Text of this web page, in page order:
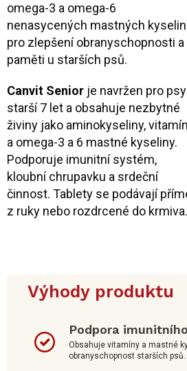
omega-3 a omega-6
nenasycených mastných kyselin
pro zlepšení obranyschopnosti a
paměti u starších psů.
Canvit Senior je navržen pro psy
starší 7 let a obsahuje nezbytné
živiny jako aminokyseliny,
a omega-3 a 6 mastné kyseliny.
Podporuje imunitní systém,
kloubní chrupavku a srdeční
činnost. Tablety se podávají
z ruky nebo rozdrcené do krmiva.
Výhody produktu
Podpora
Obsahuje vitamíny a mastné
obranyschopnost starších psů.